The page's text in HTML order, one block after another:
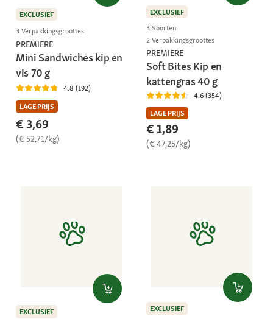
EXCLUSIEF
3 Verpakkingsgroottes
PREMIERE
Mini Sandwiches kip en
vis 70 g
4.8 (192)
LAGE PRIJS
€ 3,69
(€ 52,71/kg)
EXCLUSIEF
3 Soorten
2 Verpakkingsgroottes
PREMIERE
Soft Bites Kip en
kattengras 40 g
4.6 (354)
LAGE PRIJS
€ 1,89
(€ 47,25/kg)
EXCLUSIEF
EXCLUSIEF